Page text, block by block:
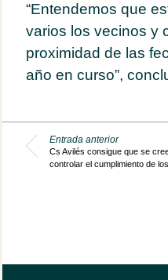
“Entendemos que
varios los vecinos y
proximidad de las
año en curso”,
Entrada anterior
Cs Avilés consigue que se
controlar el cumplimiento de